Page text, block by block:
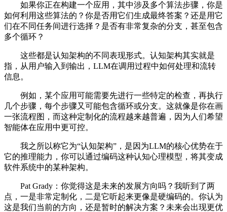
如果你正在构建一个应用，其中涉及多个算法步骤，你是
如何利用这些算法的？你是否用它们生成最终答案？还是用它
们在不同任务间进行选择？是否有非常复杂的分支，甚至包含
多个循环？
这些都是认知架构的不同表现形式。认知架构其实就是
指，从用户输入到输出，LLM在调用过程中如何处理和流转
信息。
例如，某个应用可能需要先进行一些特定的检查，再执行
几个步骤，每个步骤又可能包含循环或分支。这就像是你在画
一张流程图，而这种定制化的流程越来越普遍，因为人们希望
智能体在应用中更可控。
我之所以称它为“认知架构”，是因为LLM的核心优势在于
它的推理能力，你可以通过编码这种认知心理模型，将其变成
软件系统中的某种架构。
Pat Grady：你觉得这是未来的发展方向吗？我听到了两
点，一是非常定制化，二是它听起来更像是硬编码的。你认为
这是我们当前的方向，还是暂时的解决方案？未来会出现更优